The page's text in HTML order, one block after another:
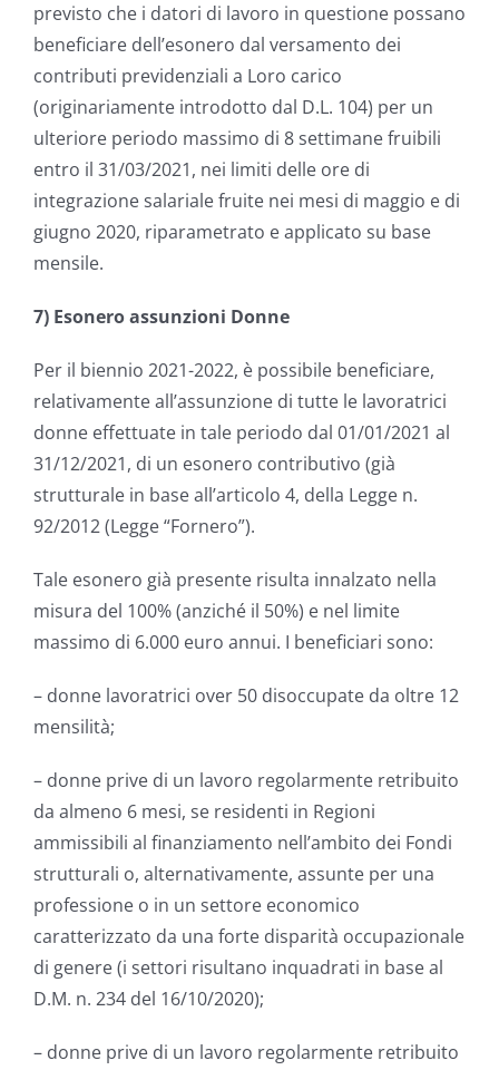
previsto che i datori di lavoro in questione possano
beneficiare dell’esonero dal versamento dei
contributi previdenziali a Loro carico
(originariamente introdotto dal D.L. 104) per un
ulteriore periodo massimo di 8 settimane fruibili
entro il 31/03/2021, nei limiti delle ore di
integrazione salariale fruite nei mesi di maggio e di
giugno 2020, riparametrato e applicato su base
mensile.
7) Esonero assunzioni Donne
Per il biennio 2021-2022, è possibile beneficiare,
relativamente all’assunzione di tutte le lavoratrici
donne effettuate in tale periodo dal 01/01/2021 al
31/12/2021, di un esonero contributivo (già
strutturale in base all’articolo 4, della Legge n.
92/2012 (Legge “Fornero”).
Tale esonero già presente risulta innalzato nella
misura del 100% (anziché il 50%) e nel limite
massimo di 6.000 euro annui. I beneficiari sono:
– donne lavoratrici over 50 disoccupate da oltre 12
mensilità;
– donne prive di un lavoro regolarmente retribuito
da almeno 6 mesi, se residenti in Regioni
ammissibili al finanziamento nell’ambito dei Fondi
strutturali o, alternativamente, assunte per una
professione o in un settore economico
caratterizzato da una forte disparità occupazionale
di genere (i settori risultano inquadrati in base al
D.M. n. 234 del 16/10/2020);
– donne prive di un lavoro regolarmente retribuito